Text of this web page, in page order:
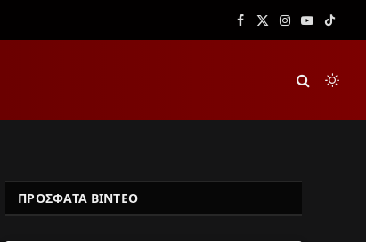
Facebook
X
Instagram
YouTube
TikTok
ΠΡΟΣΦΑΤΑ ΒΙΝΤΕΟ